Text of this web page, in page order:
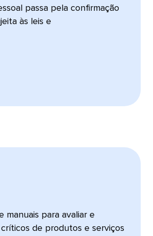
passa pela confirmação
às leis e
manuais para avaliar e
de produtos e serviços